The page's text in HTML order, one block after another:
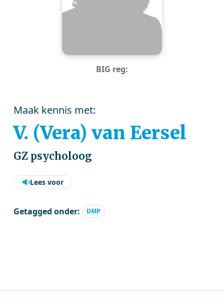
BIG reg:
Maak kennis met:
V. (Vera) van Eersel
GZ psycholoog
Lees voor
Getagged onder: DMP